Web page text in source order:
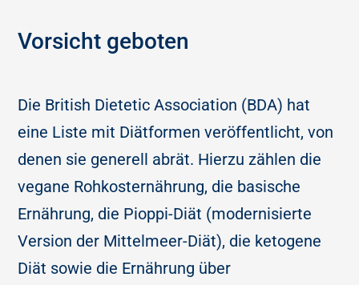
Vorsicht geboten
Die British Dietetic Association (BDA) hat
eine Liste mit Diätformen veröffentlicht, von
denen sie generell abrät. Hierzu zählen die
vegane Rohkosternährung, die basische
Ernährung, die Pioppi-Diät (modernisierte
Version der Mittelmeer-Diät), die ketogene
Diät sowie die Ernährung über